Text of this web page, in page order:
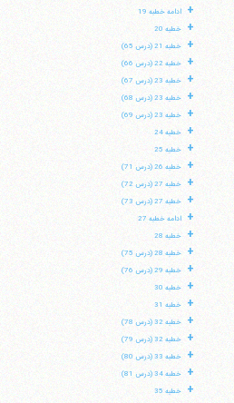
+ ادامه خطبه 19
+ خطبه 20
+ خطبه 21 (درس 65)
+ خطبه 22 (درس 66)
+ خطبه 23 (درس 67)
+ خطبه 23 (درس 68)
+ خطبه 23 (درس 69)
+ خطبه 24
+ خطبه 25
+ خطبه 26 (درس 71)
+ خطبه 27 (درس 72)
+ خطبه 27 (درس 73)
+ ادامه خطبه 27
+ خطبه 28
+ خطبه 28 (درس 75)
+ خطبه 29 (درس 76)
+ خطبه 30
+ خطبه 31
+ خطبه 32 (درس 78)
+ خطبه 32 (درس 79)
+ خطبه 33 (درس 80)
+ خطبه 34 (درس 81)
+ خطبه 35